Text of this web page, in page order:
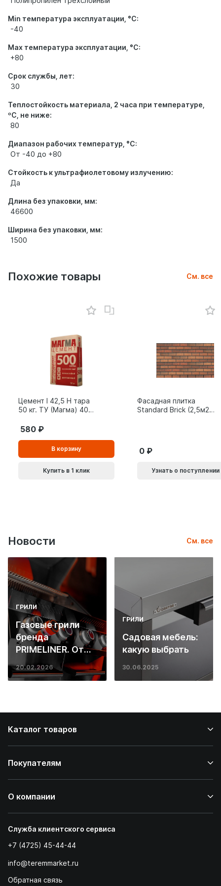
Min температура эксплуатации, °С:
-40
Max температура эксплуатации, °С:
+80
Срок службы, лет:
30
Теплостойкость материала, 2 часа при температуре,
ºС, не ниже:
80
Диапазон рабочих температур, °С:
От -40 до +80
Стойкость к ультрафиолетовому излучению:
Да
Длина без упаковки, мм:
46600
Ширина без упаковки, мм:
1500
Похожие товары См. все
Цемент I 42,5 Н тара
50 кг. ТУ (Магма) 40
580
В корзину
Купить в 1 клик
Фасадная плитка
Standard Brick (2,5м2/
0
Узнать о поступлении
Новости См. все
ГРИЛИ
Газовые грили
бренда
PRIMELINER. От
основ инженерии
до ресторанных
20.02.2026
ГРИЛИ
Садовая мебель:
какую выбрать
30.06.2025
Каталог товаров
Покупателям
О компании
Служба клиентского сервиса
+7 (4725) 45-44-44
info@teremmarket.ru
Обратная связь